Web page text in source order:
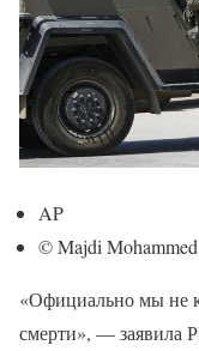
AP
© Majdi Mohammed
«Официально мы не
смерти», — заявила